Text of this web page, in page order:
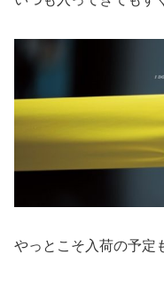
やっとこそ入荷の予定